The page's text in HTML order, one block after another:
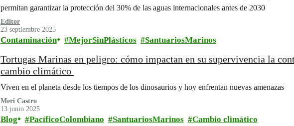
permitan garantizar la protección del 30% de las aguas internacionales antes de 2030
Editor
23 septiembre 2025
Contaminación MejorSinPlásticos SantuariosMarinos
Tortugas Marinas en peligro: cómo impactan en su supervivencia la
cambio climático
Viven en el planeta desde los tiempos de los dinosaurios y hoy enfrentan nuevas amenazas
Meri Castro
13 junio 2025
Blog PacíficoColombiano SantuariosMarinos Cambio climático